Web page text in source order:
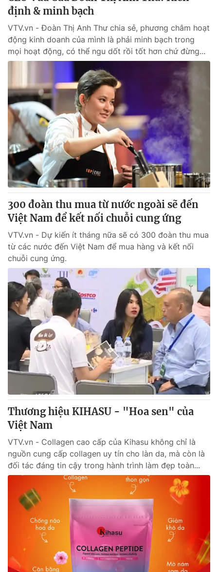
định & minh bạch
VTV.vn - Đoàn Thị Anh Thư chia sẻ, phương châm hoạt
động kinh doanh của mình là phải minh bạch trong
mọi hoạt động, có thể ngu dốt rồi tốt hơn chứ đừng...
300 đoàn thu mua từ nước ngoài sẽ đến
Việt Nam để kết nối chuỗi cung ứng
VTV.vn - Dự kiến ít tháng nữa sẽ có 300 đoàn thu mua
từ các nước đến Việt Nam để mua hàng và kết nối
chuỗi cung ứng.
Thương hiệu KIHASU - "Hoa sen" của
Việt Nam
VTV.vn - Collagen cao cấp của Kihasu không chỉ là
nguồn cung cấp collagen uy tín cho làn da, mà còn là
đối tác đáng tin cậy trong hành trình làm đẹp toàn...